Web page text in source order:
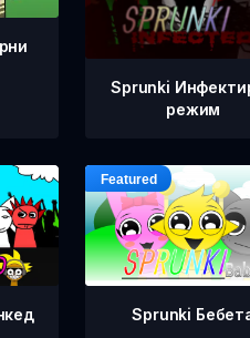
Sprunki
режим
Sprunki